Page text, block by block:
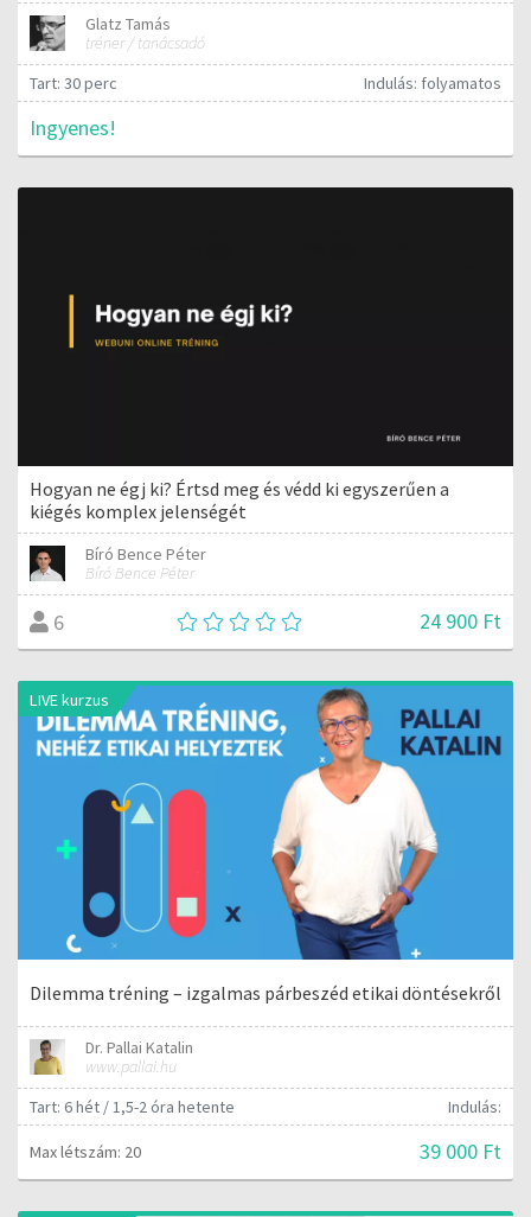
Glatz Tamás
tréner / tanácsadó
Tart: 30 perc
Indulás: folyamatos
Ingyenes!
Hogyan ne égj ki? Értsd meg és védd ki egyszerűen a
kiégés komplex jelenségét
Bíró Bence Péter
Bíró Bence Péter
6 24 900 Ft
LIVE kurzus
Dilemma tréning – izgalmas párbeszéd etikai döntésekről
Dr. Pallai Katalin
www.pallai.hu
Tart: 6 hét / 1,5-2 óra hetente
Indulás:
Max létszám: 20 39 000 Ft